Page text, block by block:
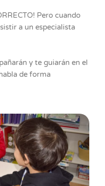
Pero cuando
a un especialista
y te guiarán en el
de forma